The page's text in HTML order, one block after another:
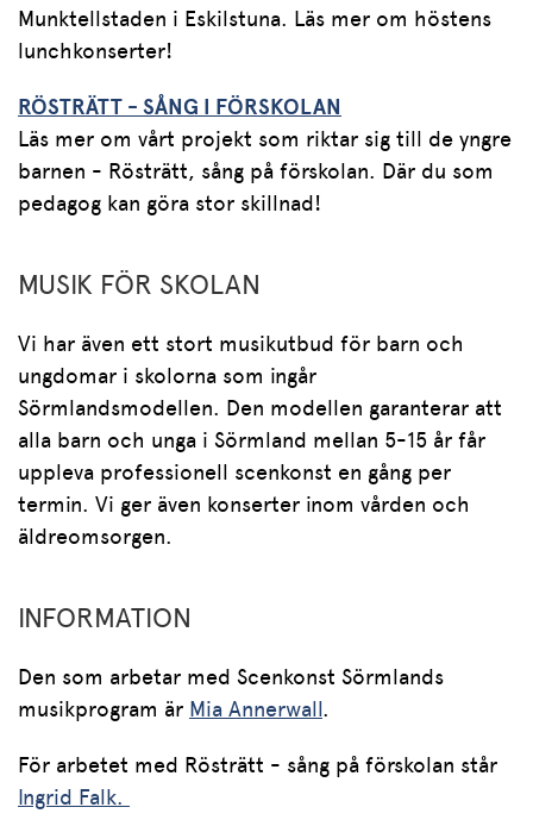
Munktellstaden i Eskilstuna. Läs mer om höstens
lunchkonserter!
RÖSTRÄTT - SÅNG I FÖRSKOLAN
Läs mer om vårt projekt som riktar sig till de yngre
barnen - Rösträtt, sång på förskolan. Där du som
pedagog kan göra stor skillnad!
MUSIK FÖR SKOLAN
Vi har även ett stort musikutbud för barn och
ungdomar i skolorna som ingår
Sörmlandsmodellen. Den modellen garanterar att
alla barn och unga i Sörmland mellan 5-15 år får
uppleva professionell scenkonst en gång per
termin. Vi ger även konserter inom vården och
äldreomsorgen.
INFORMATION
Den som arbetar med Scenkonst Sörmlands
musikprogram är Mia Annerwall.
För arbetet med Rösträtt - sång på förskolan står
Ingrid Falk.